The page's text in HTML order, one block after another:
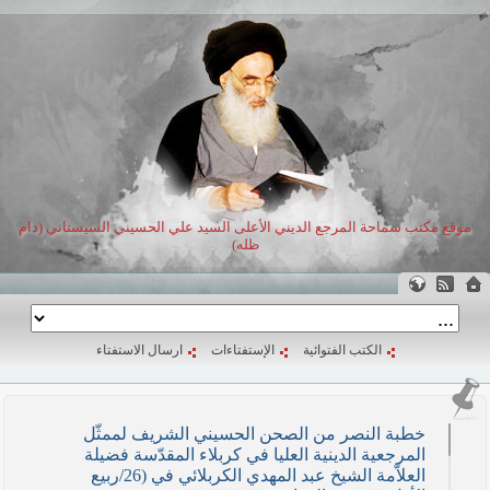
موقع مكتب سماحة المرجع الديني الأعلى السيد علي الحسيني السيستاني (دام
ظله)
الكتب الفتوائية الإستفتاءات ارسال الاستفتاء
خطبة النصر من الصحن الحسيني الشريف لممثّل
المرجعية الدينية العليا في كربلاء المقدّسة فضيلة
العلاّمة الشيخ عبد المهدي الكربلائي في (26/ربيع